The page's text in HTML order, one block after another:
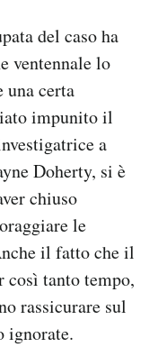
del caso ha
ventennale lo
una certa
impunito il
a
Doherty, si è
chiuso
le
il fatto che il
così tanto tempo,
rassicurare sul
ignorate.